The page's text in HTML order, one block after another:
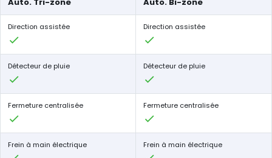
Direction assistée Direction assistée
Détecteur de pluie Détecteur de pluie
Fermeture centralisée Fermeture centralisée
Frein à main électrique Frein à main électrique